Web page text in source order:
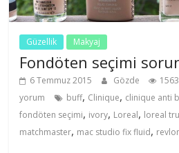
Güzellik Makyaj
Fondöten seçimi
6 Temmuz 2015 Gözde
yorum
buff, Clinique, clinique anti
fondöten seçimi, ivory, Loreal, loreal
matchmaster, mac studio fix fluid,